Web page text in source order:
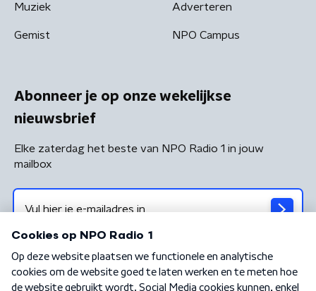
Muziek
Gemist
Adverteren
NPO Campus
Abonneer je op onze wekelijkse
nieuwsbrief
Elke zaterdag het beste van NPO Radio 1 in jouw
mailbox